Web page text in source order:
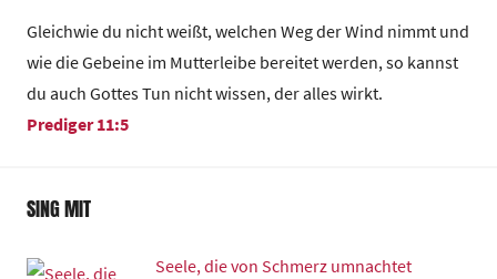
Gleichwie du nicht weißt, welchen Weg der Wind nimmt und
wie die Gebeine im Mutterleibe bereitet werden, so kannst
du auch Gottes Tun nicht wissen, der alles wirkt.
Prediger 11:5
SING MIT
Seele, die von Schmerz umnachtet